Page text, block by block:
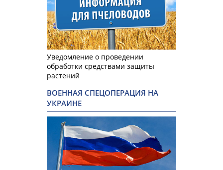
Уведомление о проведении
обработки средствами защиты
растений
ВОЕННАЯ СПЕЦОПЕРАЦИЯ НА
УКРАИНЕ